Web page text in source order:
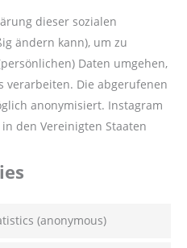
dieser sozialen
ändern kann), um zu
Daten umgehen,
verarbeiten. Die abgerufenen
anonymisiert. Instagram
den Vereinigten Staaten
(anonymous)